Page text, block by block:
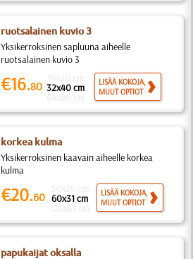
ruotsalainen kuvio 3
Yksikerroksinen sapluuna aiheelle
ruotsalainen kuvio 3
€16.80 32x40 cm
LISÄÄ KOKOJA,
MUUT OPTIOT
korkea kulma
Yksikerroksinen kaavain aiheelle korkea
kulma
€20.60 60x31 cm
LISÄÄ KOKOJA,
MUUT OPTIOT
papukaijat oksalla